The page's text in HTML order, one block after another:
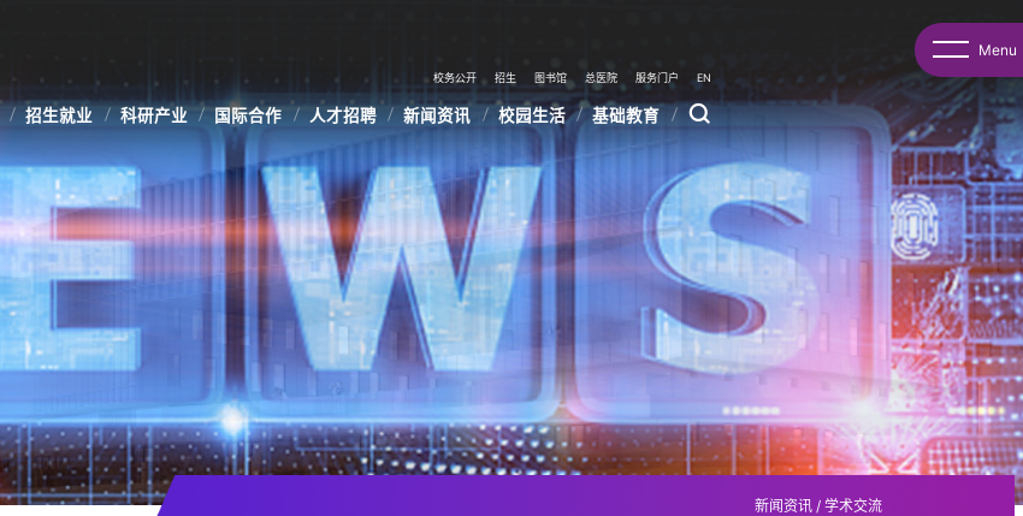
校务公开 招生 图书馆 总医院 服务门户 EN
招生就业 科研产业 国际合作 人才招聘 新闻资讯 校园生活 基础教育
Menu
新闻资讯 / 学术交流